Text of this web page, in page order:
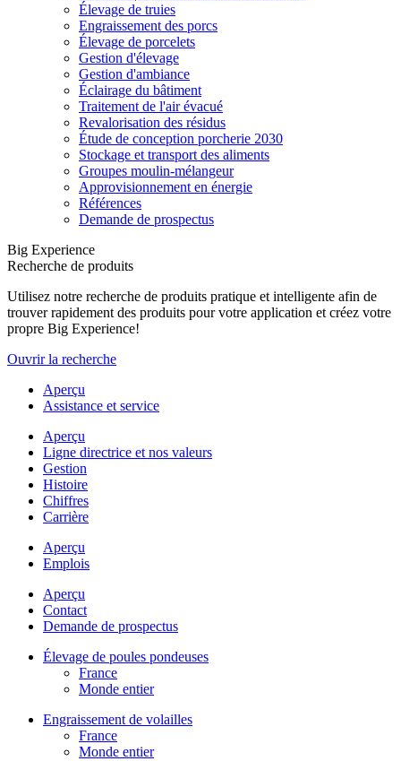
Élevage de truies
Engraissement des porcs
Élevage de porcelets
Gestion d'élevage
Gestion d'ambiance
Éclairage du bâtiment
Traitement de l'air évacué
Revalorisation des résidus
Étude de conception porcherie 2030
Stockage et transport des aliments
Groupes moulin-mélangeur
Approvisionnement en énergie
Références
Demande de prospectus
Big Experience
Recherche de produits
Utilisez notre recherche de produits pratique et intelligente afin de
trouver rapidement des produits pour votre application et créez votre
propre Big Experience!
Ouvrir la recherche
Aperçu
Assistance et service
Aperçu
Ligne directrice et nos valeurs
Gestion
Histoire
Chiffres
Carrière
Aperçu
Emplois
Aperçu
Contact
Demande de prospectus
Élevage de poules pondeuses
France
Monde entier
Engraissement de volailles
France
Monde entier